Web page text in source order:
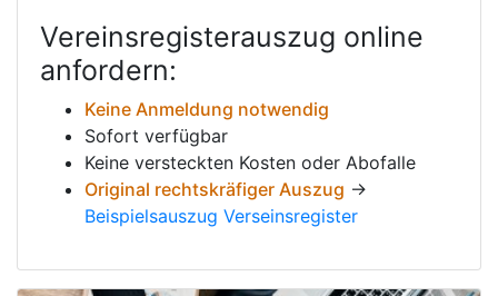
Vereinsregisterauszug online
anfordern:
Keine Anmeldung notwendig
Sofort verfügbar
Keine versteckten Kosten oder Abofalle
Original rechtskräfiger Auszug →
Beispielsauszug Verseinsregister